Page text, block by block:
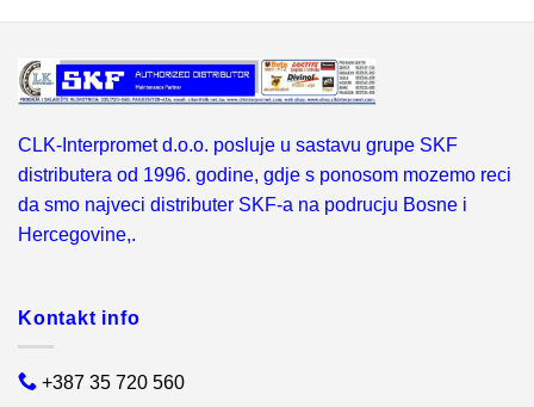
CLK-Interpromet d.o.o. posluje u sastavu grupe SKF
distributera od 1996. godine, gdje s ponosom mozemo reci
da smo najveci distributer SKF-a na podrucju Bosne i
Hercegovine,.
Kontakt info
+387 35 720 560